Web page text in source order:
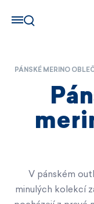
PÁNSKÉ MERINO
V pánském
minulých kolekcí